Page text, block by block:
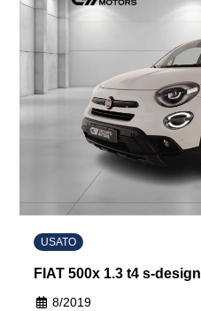
USATO
FIAT 500x 1.3 t4 s-
8/2019